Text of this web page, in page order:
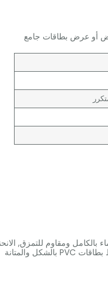
أو عرض بطاقات جامع
بالكامل ومقاوم للتمزق,
والضغوط البيئية. السطح أملس ومناسب للحرارة, الأشعة فوق البنفسجية, أو طرق طباعة الأوفست. تحتفظ بطاقات PVC بالشكل والمتانة